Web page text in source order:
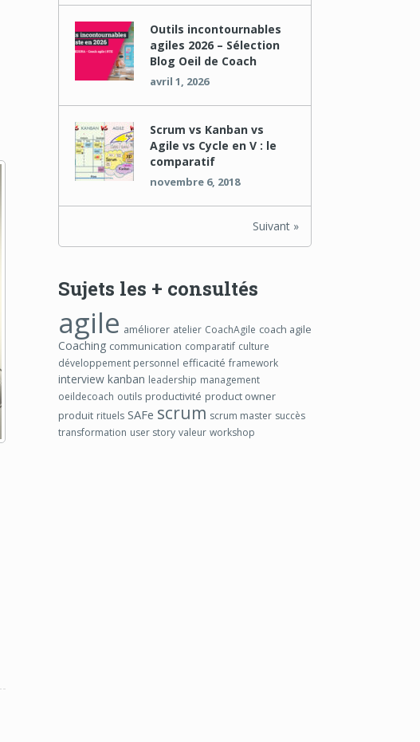
Outils incontournables
agiles 2026 – Sélection
Blog Oeil de Coach
avril 1, 2026
Scrum vs Kanban vs
Agile vs Cycle en V : le
comparatif
novembre 6, 2018
Suivant »
Sujets les + consultés
agile améliorer atelier CoachAgile coach agile
Coaching communication comparatif culture
développement personnel efficacité framework
interview kanban leadership management
oeildecoach outils productivité product owner
produit rituels SAFe scrum scrum master succès
transformation user story valeur workshop